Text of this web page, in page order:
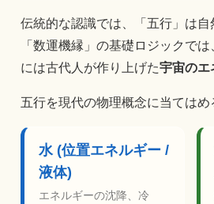
伝統的な認識では、「五行」は
「数運機縁」の基礎ロジックで
には古代人が作り上げた宇宙のエ
五行を現代の物理概念に当ては
水 (位置エネルギー /
液体)
エネルギーの沈降、冷